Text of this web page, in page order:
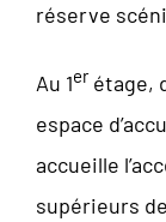
réserve
Au 1erétage,
espace
accueille
supérieurs